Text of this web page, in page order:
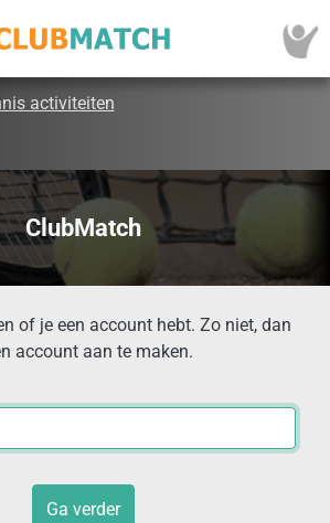
activiteiten
ClubMatch
of je een account hebt. Zo niet, dan
account aan te maken.
Ga verder